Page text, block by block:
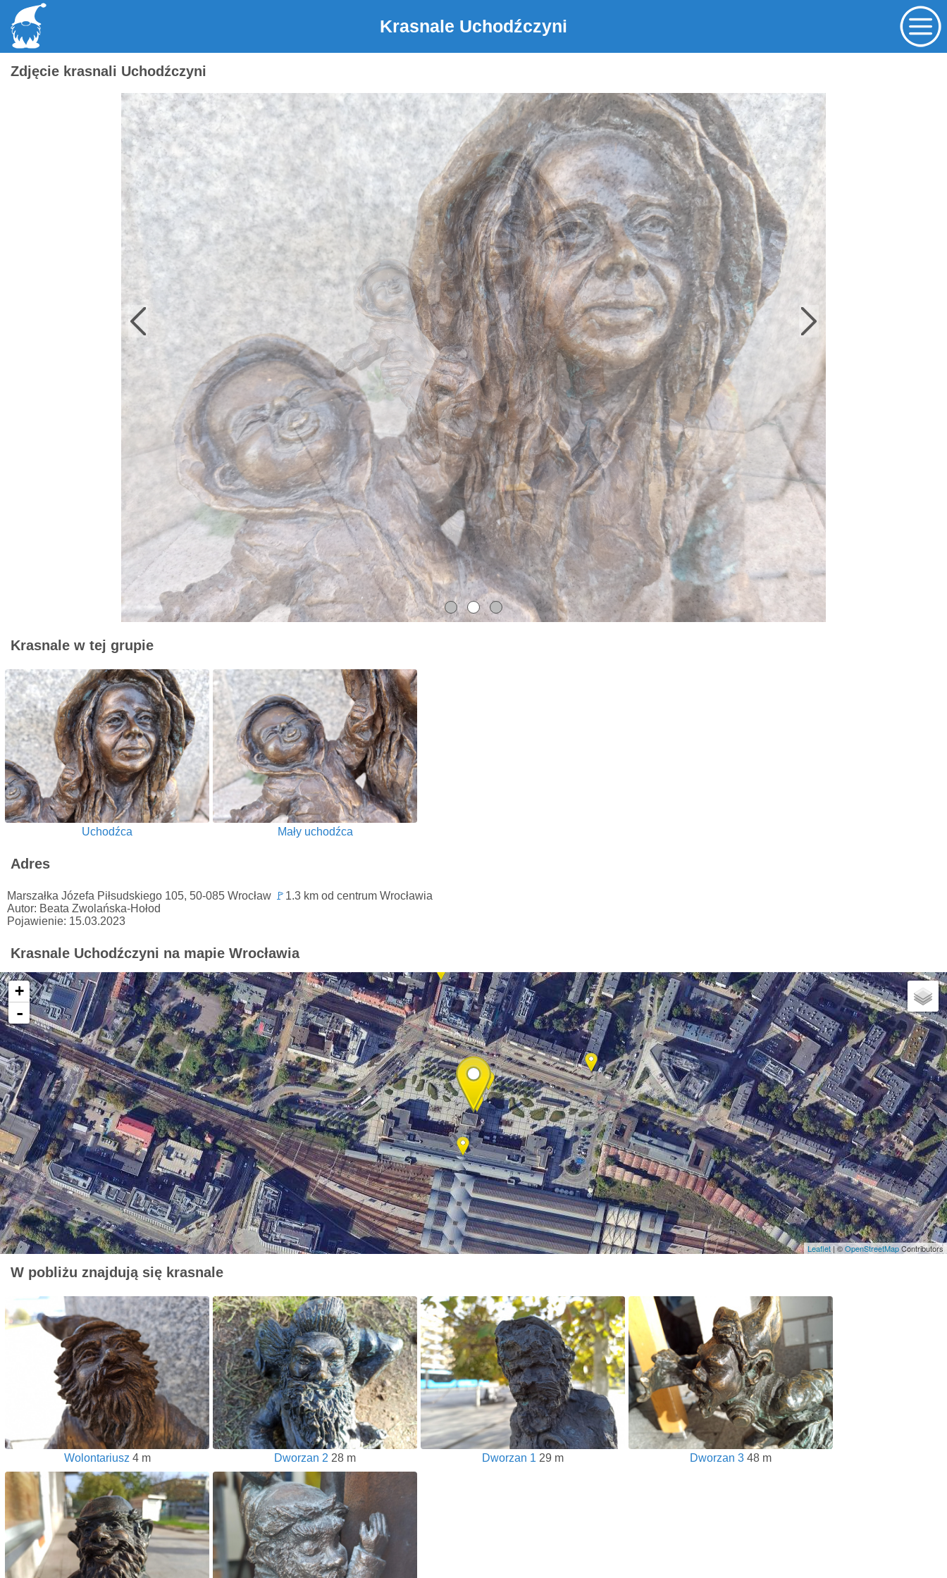
Krasnale Uchodźczyni
Zdjęcie krasnali Uchodźczyni
Krasnale w tej grupie
Uchodźca Mały uchodźca
Adres
Marszałka Józefa Piłsudskiego 105, 50-085 Wrocław 🚩 1.3 km od centrum Wrocławia
Autor: Beata Zwolańska-Hołod
Pojawienie: 15.03.2023
Krasnale Uchodźczyni na mapie Wrocławia
+
-
Leaflet| ©OpenStreetMapContributors
W pobliżu znajdują się krasnale
Wolontariusz 4 m Dworzan 2 28 m Dworzan 1 29 m Dworzan 3 48 m